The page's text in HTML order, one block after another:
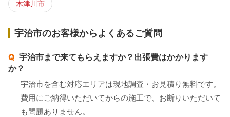
木津川市
宇治市のお客様からよくあるご質問
宇治市まで来てもらえますか？出張費はかかります
か？
宇治市を含む対応エリアは現地調査・お見積り無料です。
費用にご納得いただいてからの施工で、お断りいただいて
も問題ありません。